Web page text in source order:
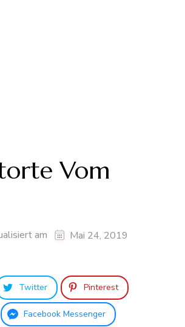
Vom
am Mai 24, 2019
Twitter Pinterest
Facebook Messenger